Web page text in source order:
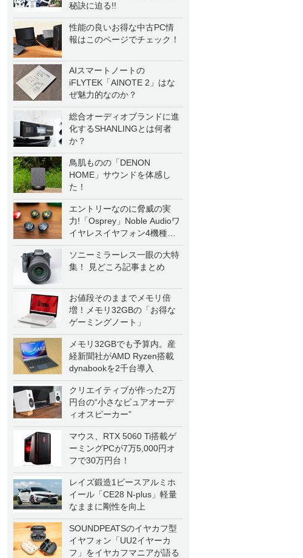
秘訣に迫る!!
性能の良いお得な中古PC情
報はこのページでチェック！
AIスマートノートの
iFLYTEK「AINOTE 2」はな
ぜ魅力的なのか？
総合オーディオブランドに進
化するSHANLINGとは何者
か？
鳥肌ものの「DENON
HOME」サウンドを体感し
た！
エントリーなのに脅威の実
力!「Osprey」Noble Audioワ
イヤレスイヤフォン4機種を
一気に聴く
ソニーミラーレス一眼の大特
集！ 見どころ記事まとめ
お値段そのままでメモリ倍
増！メモリ32GBの「お得な
ゲーミングノート」
メモリ32GBでも予算内。産
経新聞社がAMD Ryzen搭載
dynabookを2千台導入
クリエイティブが作った2万
円台の“小さなピュアオーデ
ィオスピーカー”
マウス、RTX 5060 Ti搭載ゲ
ーミングPCが7万5,000円オ
フで30万円台！
レイズ鍛造1ピースアルミホ
イール「CE28 N-plus」軽量
なままに剛性を向上
SOUNDPEATSのイヤカフ型
イヤフォン「UU2イヤーカ
フ」をイヤカフマニアが語る